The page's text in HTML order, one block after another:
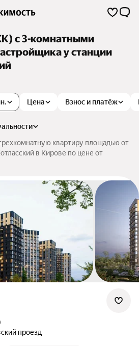
с 3-комнатными
у станции
Цена Взнос и платёж
квартиру площадью от
в Кирове по цене от
проезд